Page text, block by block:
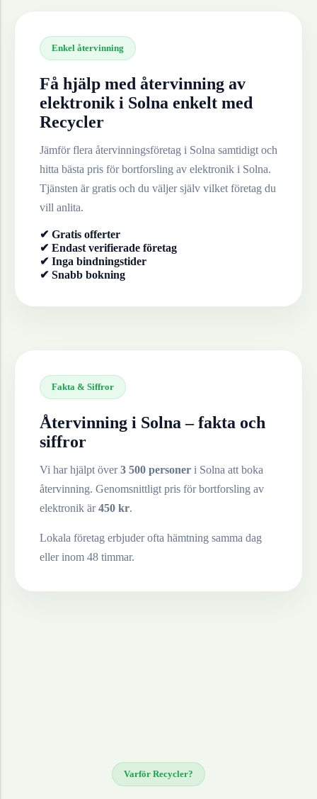
Enkel återvinning
Få hjälp med återvinning av
elektronik i Solna enkelt med
Recycler
Jämför flera återvinningsföretag i Solna samtidigt och
hitta bästa pris för bortforsling av elektronik i Solna.
Tjänsten är gratis och du väljer själv vilket företag du
vill anlita.
✔ Gratis offerter
✔ Endast verifierade företag
✔ Inga bindningstider
✔ Snabb bokning
Fakta & Siffror
Återvinning i Solna – fakta och
siffror
Vi har hjälpt över3 500 personer i Solna att boka
återvinning. Genomsnittligt pris för bortforsling av
elektronik är450 kr.
Lokala företag erbjuder ofta hämtning samma dag
eller inom 48 timmar.
Varför Recycler?